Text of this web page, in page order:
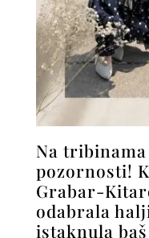
Na
pozornosti!
Grabar-
odabrala
istaknula